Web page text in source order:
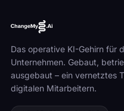
Das operative KI-Gehirn für
Unternehmen. Gebaut,
ausgebaut – ein vernetztes
digitalen Mitarbeitern.